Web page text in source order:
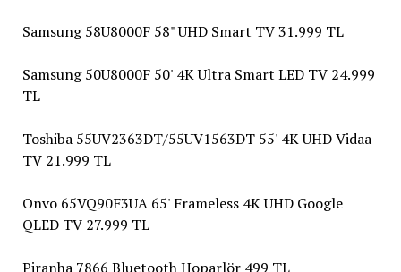
Samsung 58U8000F 58" UHD Smart TV 31.999 TL
Samsung 50U8000F 50' 4K Ultra Smart LED TV 24.999
TL
Toshiba 55UV2363DT/55UV1563DT 55' 4K UHD Vidaa
TV 21.999 TL
Onvo 65VQ90F3UA 65' Frameless 4K UHD Google
QLED TV 27.999 TL
Piranha 7866 Bluetooth Hoparlör 499 TL